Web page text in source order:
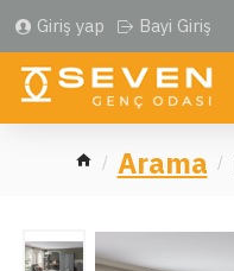
Giriş yap Bayi Giriş
Arama